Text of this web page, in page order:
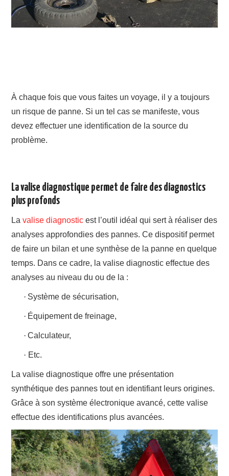
À chaque fois que vous faites un voyage, il y a toujours
un risque de panne. Si un tel cas se manifeste, vous
devez effectuer une identification de la source du
problème.
La valise diagnostique permet de faire des diagnostics
plus profonds
Lavalise diagnostic est l’outil idéal qui sert à réaliser des
analyses approfondies des pannes. Ce dispositif permet
de faire un bilan et une synthèse de la panne en quelque
temps. Dans ce cadre, la valise diagnostic effectue des
analyses au niveaudu ou de la :
· Système de sécurisation,
· Équipement de freinage,
· Calculateur,
· Etc.
La valisediagnostique offre une présentation
synthétique des pannes tout en identifiant leurs origines.
Grâce à son système électronique avancé, cette valise
effectue des identifications plus avancées.